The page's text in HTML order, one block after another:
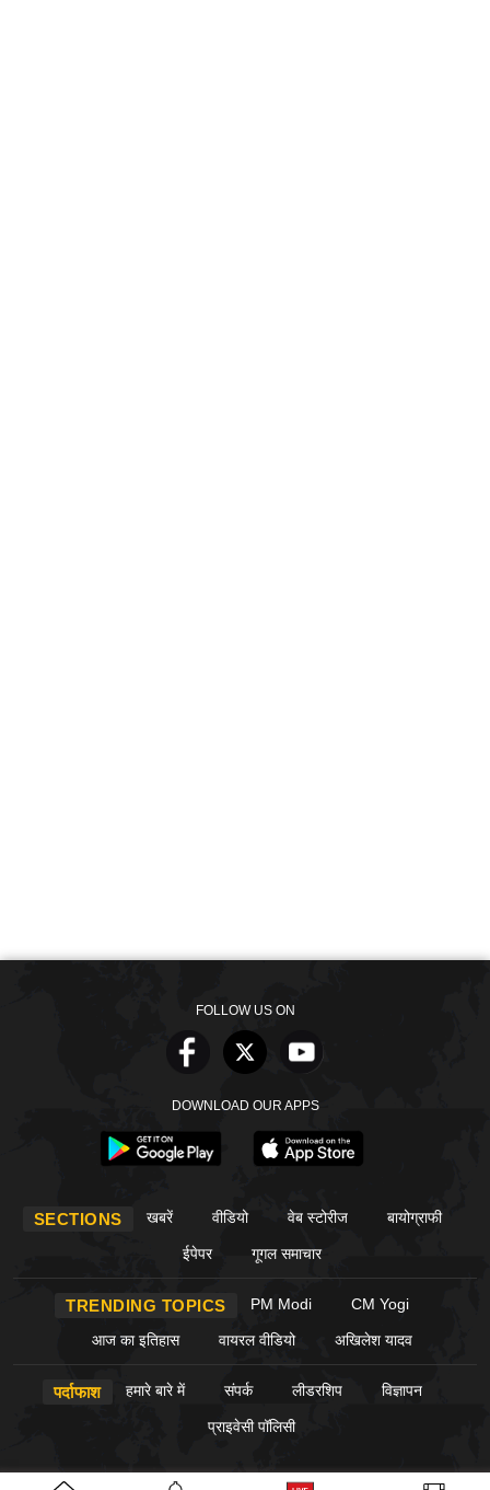
FOLLOW US ON
DOWNLOAD OUR APPS
SECTIONS खबरें वीडियो वेब स्टोरीज बायोग्राफी
ईपेपर गूगल समाचार
TRENDING TOPICS PM Modi CM Yogi
आज का इतिहास वायरल वीडियो अखिलेश यादव
पर्दाफाश हमारे बारे में संपर्क लीडरशिप विज्ञापन
प्राइवेसी पॉलिसी